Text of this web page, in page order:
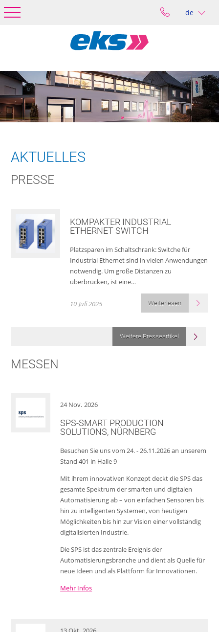
de
AKTUELLES
PRESSE
KOMPAKTER INDUSTRIAL
ETHERNET SWITCH
Platzsparen im Schaltschrank: Switche für
Industrial Ethernet sind in vielen Anwendungen
notwendig. Um große Distanzen zu
überbrücken, ist eine…
10 Juli2025 Weiterlesen
Weitere Presseartikel
MESSEN
24 Nov. 2026
SPS-SMART PRODUCTION
SOLUTIONS, NÜRNBERG
Besuchen Sie uns vom 24. - 26.11.2026 an unserem
Stand 401 in Halle 9
Mit ihrem innovativen Konzept deckt die SPS das
gesamte Spektrum der smarten und digitalen
Automatisierung ab – von einfachen Sensoren bis
hin zu intelligenten Systemen, von heutigen
Möglichkeiten bis hin zur Vision einer vollständig
digitalisierten Industrie.
Die SPS ist das zentrale Ereignis der
Automatisierungsbranche und dient als Quelle für
neue Ideen und als Plattform für Innovationen.
Mehr Infos